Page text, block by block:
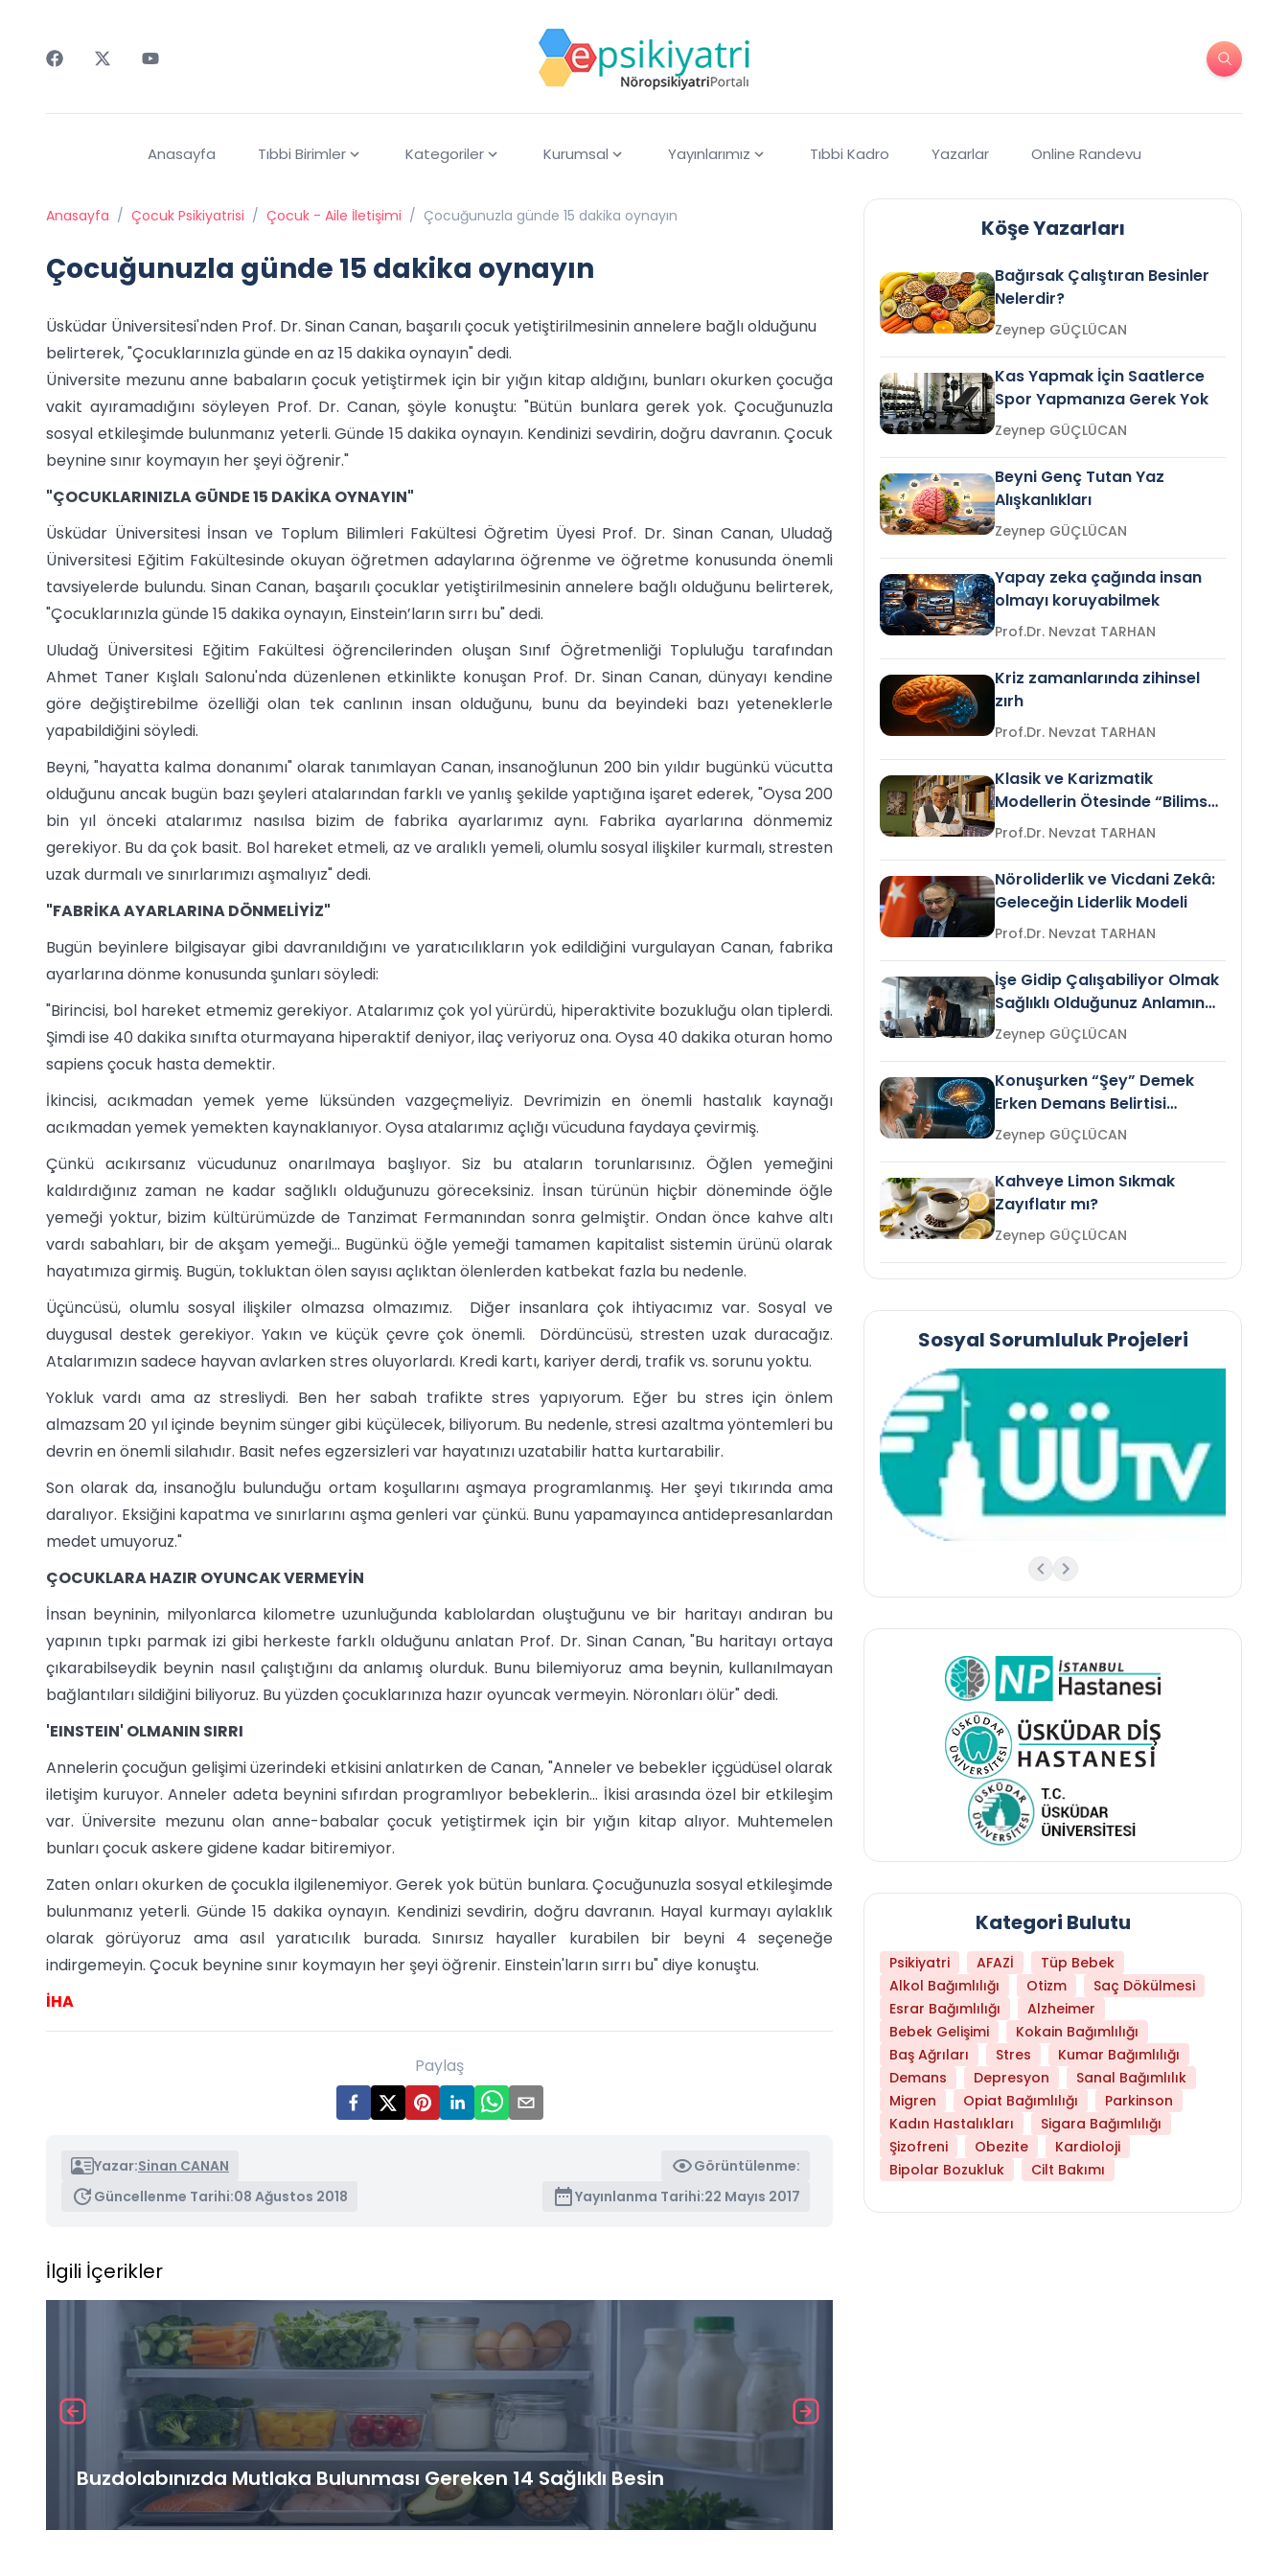
Anasayfa Tıbbi Birimler Kategoriler Kurumsal Yayınlarımız Tıbbi Kadro Yazarlar Online Randevu
Anasayfa / Çocuk Psikiyatrisi / Çocuk - Aile İletişimi / Çocuğunuzla günde 15 dakika oynayın
Çocuğunuzla günde 15 dakika oynayın
Üsküdar Üniversitesi'nden Prof. Dr. Sinan Canan, başarılı çocuk yetiştirilmesinin annelere bağlı olduğunu
belirterek, "Çocuklarınızla günde en az 15 dakika oynayın" dedi.
Üniversite mezunu anne babaların çocuk yetiştirmek için bir yığın kitap aldığını, bunları okurken çocuğa
vakit ayıramadığını söyleyen Prof. Dr. Canan, şöyle konuştu: "Bütün bunlara gerek yok. Çocuğunuzla
sosyal etkileşimde bulunmanız yeterli. Günde 15 dakika oynayın. Kendinizi sevdirin, doğru davranın. Çocuk
beynine sınır koymayın her şeyi öğrenir."
"ÇOCUKLARINIZLA GÜNDE 15 DAKİKA OYNAYIN"
Üsküdar Üniversitesi İnsan ve Toplum Bilimleri Fakültesi Öğretim Üyesi Prof. Dr. Sinan Canan, Uludağ
Üniversitesi Eğitim Fakültesinde okuyan öğretmen adaylarına öğrenme ve öğretme konusunda önemli
tavsiyelerde bulundu. Sinan Canan, başarılı çocuklar yetiştirilmesinin annelere bağlı olduğunu belirterek,
"Çocuklarınızla günde 15 dakika oynayın, Einstein’ların sırrı bu" dedi.
Uludağ Üniversitesi Eğitim Fakültesi öğrencilerinden oluşan Sınıf Öğretmenliği Topluluğu tarafından
Ahmet Taner Kışlalı Salonu'nda düzenlenen etkinlikte konuşan Prof. Dr. Sinan Canan, dünyayı kendine
göre değiştirebilme özelliği olan tek canlının insan olduğunu, bunu da beyindeki bazı yeteneklerle
yapabildiğini söyledi.
Beyni, "hayatta kalma donanımı" olarak tanımlayan Canan, insanoğlunun 200 bin yıldır bugünkü vücutta
olduğunu ancak bugün bazı şeyleri atalarından farklı ve yanlış şekilde yaptığına işaret ederek, "Oysa 200
bin yıl önceki atalarımız nasılsa bizim de fabrika ayarlarımız aynı. Fabrika ayarlarına dönmemiz
gerekiyor. Bu da çok basit. Bol hareket etmeli, az ve aralıklı yemeli, olumlu sosyal ilişkiler kurmalı, stresten
uzak durmalı ve sınırlarımızı aşmalıyız" dedi.
"FABRİKA AYARLARINA DÖNMELİYİZ"
Bugün beyinlere bilgisayar gibi davranıldığını ve yaratıcılıkların yok edildiğini vurgulayan Canan, fabrika
ayarlarına dönme konusunda şunları söyledi:
"Birincisi, bol hareket etmemiz gerekiyor. Atalarımız çok yol yürürdü, hiperaktivite bozukluğu olan tiplerdi.
Şimdi ise 40 dakika sınıfta oturmayana hiperaktif deniyor, ilaç veriyoruz ona. Oysa 40 dakika oturan homo
sapiens çocuk hasta demektir.
İkincisi, acıkmadan yemek yeme lüksünden vazgeçmeliyiz. Devrimizin en önemli hastalık kaynağı
acıkmadan yemek yemekten kaynaklanıyor. Oysa atalarımız açlığı vücuduna faydaya çevirmiş.
Çünkü acıkırsanız vücudunuz onarılmaya başlıyor. Siz bu ataların torunlarısınız. Öğlen yemeğini
kaldırdığınız zaman ne kadar sağlıklı olduğunuzu göreceksiniz. İnsan türünün hiçbir döneminde öğle
yemeği yoktur, bizim kültürümüzde de Tanzimat Fermanından sonra gelmiştir. Ondan önce kahve altı
vardı sabahları, bir de akşam yemeği... Bugünkü öğle yemeği tamamen kapitalist sistemin ürünü olarak
hayatımıza girmiş. Bugün, tokluktan ölen sayısı açlıktan ölenlerden katbekat fazla bu nedenle.
Üçüncüsü, olumlu sosyal ilişkiler olmazsa olmazımız. Diğer insanlara çok ihtiyacımız var. Sosyal ve
duygusal destek gerekiyor. Yakın ve küçük çevre çok önemli. Dördüncüsü, stresten uzak duracağız.
Atalarımızın sadece hayvan avlarken stres oluyorlardı. Kredi kartı, kariyer derdi, trafik vs. sorunu yoktu.
Yokluk vardı ama az stresliydi. Ben her sabah trafikte stres yapıyorum. Eğer bu stres için önlem
almazsam 20 yıl içinde beynim sünger gibi küçülecek, biliyorum. Bu nedenle, stresi azaltma yöntemleri bu
devrin en önemli silahıdır. Basit nefes egzersizleri var hayatınızı uzatabilir hatta kurtarabilir.
Son olarak da, insanoğlu bulunduğu ortam koşullarını aşmaya programlanmış. Her şeyi tıkırında ama
daralıyor. Eksiğini kapatma ve sınırlarını aşma genleri var çünkü. Bunu yapamayınca antidepresanlardan
medet umuyoruz."
ÇOCUKLARA HAZIR OYUNCAK VERMEYİN
İnsan beyninin, milyonlarca kilometre uzunluğunda kablolardan oluştuğunu ve bir haritayı andıran bu
yapının tıpkı parmak izi gibi herkeste farklı olduğunu anlatan Prof. Dr. Sinan Canan, "Bu haritayı ortaya
çıkarabilseydik beynin nasıl çalıştığını da anlamış olurduk. Bunu bilemiyoruz ama beynin, kullanılmayan
bağlantıları sildiğini biliyoruz. Bu yüzden çocuklarınıza hazır oyuncak vermeyin. Nöronları ölür" dedi.
'EINSTEIN' OLMANIN SIRRI
Annelerin çocuğun gelişimi üzerindeki etkisini anlatırken de Canan, "Anneler ve bebekler içgüdüsel olarak
iletişim kuruyor. Anneler adeta beynini sıfırdan programlıyor bebeklerin... İkisi arasında özel bir etkileşim
var. Üniversite mezunu olan anne-babalar çocuk yetiştirmek için bir yığın kitap alıyor. Muhtemelen
bunları çocuk askere gidene kadar bitiremiyor.
Zaten onları okurken de çocukla ilgilenemiyor. Gerek yok bütün bunlara. Çocuğunuzla sosyal etkileşimde
bulunmanız yeterli. Günde 15 dakika oynayın. Kendinizi sevdirin, doğru davranın. Hayal kurmayı aylaklık
olarak görüyoruz ama asıl yaratıcılık burada. Sınırsız hayaller kurabilen bir beyni 4 seçeneğe
indirgemeyin. Çocuk beynine sınır koymayın her şeyi öğrenir. Einstein'ların sırrı bu" diye konuştu.
İHA
Paylaş
Yazar:Sinan CANAN
Görüntülenme:
Güncellenme Tarihi:08 Ağustos 2018 Yayınlanma Tarihi:22 Mayıs 2017
İlgili İçerikler
Buzdolabınızda Mutlaka Bulunması Gereken 14 Sağlıklı Besin
Köşe Yazarları
Bağırsak Çalıştıran Besinler
Nelerdir?
Zeynep GÜÇLÜCAN
Kas Yapmak İçin Saatlerce
Spor Yapmanıza Gerek Yok
Zeynep GÜÇLÜCAN
Beyni Genç Tutan Yaz
Alışkanlıkları
Zeynep GÜÇLÜCAN
Yapay zeka çağında insan
olmayı koruyabilmek
Prof.Dr. Nevzat TARHAN
Kriz zamanlarında zihinsel
zırh
Prof.Dr. Nevzat TARHAN
Klasik ve Karizmatik
Modellerin Ötesinde “Bilimsel
Liderlik”
Prof.Dr. Nevzat TARHAN
Nöroliderlik ve Vicdani Zekâ:
Geleceğin Liderlik Modeli
Prof.Dr. Nevzat TARHAN
İşe Gidip Çalışabiliyor Olmak
Sağlıklı Olduğunuz Anlamına
Gelir mi?Zeynep GÜÇLÜCAN
Konuşurken “Şey” Demek
Erken Demans Belirtisi
Olabilir mi?Zeynep GÜÇLÜCAN
Kahveye Limon Sıkmak
Zayıflatır mı?
Zeynep GÜÇLÜCAN
Sosyal Sorumluluk Projeleri
Kategori Bulutu
Psikiyatri AFAZİ
Tüp Bebek
Alkol Bağımlılığı
Otizm
Saç Dökülmesi
Esrar Bağımlılığı
Alzheimer
Bebek Gelişimi
Kokain Bağımlılığı
Baş Ağrıları
Stres
Kumar Bağımlılığı
Demans
Depresyon
Sanal Bağımlılık
Migren
Opiat Bağımlılığı
Parkinson
Kadın Hastalıkları
Sigara Bağımlılığı
Şizofreni
Obezite
Kardioloji
Bipolar Bozukluk
Cilt Bakımı